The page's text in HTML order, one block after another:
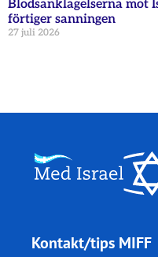
Blodsanklagelserna mot
förtiger sanningen
27 juli 2026
Kontakt/tips MIFF